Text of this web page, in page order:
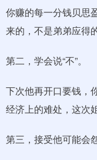
你赚的每一分钱贝思
来的，不是弟弟应得的
第二，学会说“不”。
下次他再开口要钱，
经济上的难处，这次
第三，接受他可能会